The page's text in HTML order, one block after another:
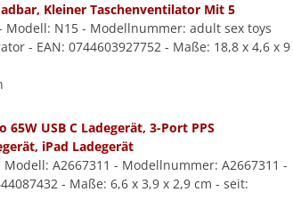
Kleiner Taschenventilator Mit 5
Modell: N15 - Modellnummer: adult sex toys
- EAN: 0744603927752 - Maße: 18,8 x 4,6 x 9
65W USB C Ladegerät, 3-Port PPS
iPad Ladegerät
Modell: A2667311 - Modellnummer: A2667311 -
- Maße: 6,6 x 3,9 x 2,9 cm - seit: